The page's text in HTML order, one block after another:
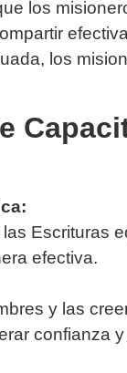
los
los
Escrituras
efectiva.
y las
confianza